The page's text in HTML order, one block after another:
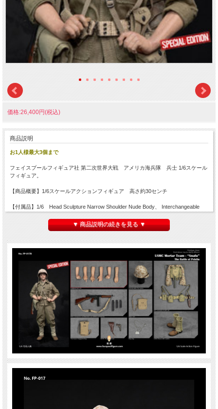
価格:26,400円(税込)
商品説明
お1人様最大3個まで
フェイスプールフィギュア社 第二次世界大戦 アメリカ海兵隊 兵士 1/6スケール
フィギュア。
【商品概要】1/6スケールアクションフィギュア 高さ約30センチ
【付属品】1/6 Head Sculpture Narrow Shoulder Nude Body、 Interchangeable
Hands x6、 M1 Helmet with P42 Camo Cover (Metal)、 M1A1 Thompson Sub
Machine Gun (Metal and Wood)、 M1911 Pistol & Holster、 P41 USMC HBT
Uniform + Belt、 T-Shirt、 USMC Gaiters、 USMC KABAR Knife with Leather
Sheath (Real Leather)、 Leather Boots (Real Leather)、 Thompson Magazine
M41 Backpack、 First Aid Bag、 M1943 Entrenching Tool + Cover、 Dog Tag
FP017B Special Edition Comes with Extra：Interchangeable Sculpted Arms x6
※ご自身での着せ付け、装備の装着などが必要です。説明書は元々付属しません
※付属ボディは１体のみです。※服をかけているトルソー（マネキン）、定規は付
属しません。
※塗装、縫製、関節の固さ、左右差、バリの有無など個体差がございますのでご了
承ください。また材質上、ボディに色移り等発生している場合がございます。
※画像は試作品です。実際の商品と一部異なる場合がございます。仕様が変更され
る場合がございます。
※パッケージにダメージがございます。ご了承の上ご注文ください。
▼ 商品説明の続きを見る ▼